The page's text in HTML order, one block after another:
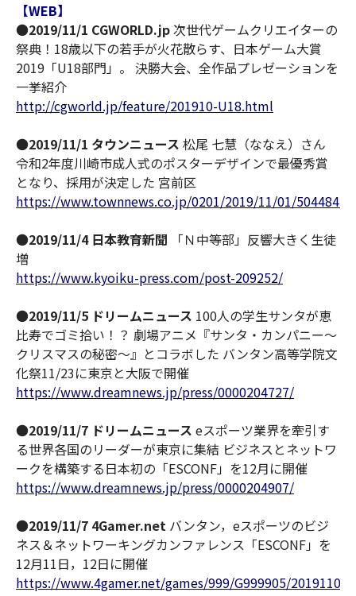
【WEB】
●2019/11/1 CGWORLD.jp次世代ゲームクリエイターの
祭典！18歳以下の若手が火花散らす、日本ゲーム大賞
2019「U18部門」。 決勝大会、全作品プレゼーションを
一挙紹介
http://cgworld.jp/feature/201910-U18.html
●2019/11/1 タウンニュース 松尾 七慧（ななえ）さん
令和2年度川崎市成人式のポスターデザインで最優秀賞
となり、採用が決定した 宮前区
https://www.townnews.co.jp/0201/2019/11/01/
●2019/11/4 日本教育新聞 「Ｎ中等部」反響大きく生徒
増
https://www.kyoiku-press.com/post-209252/
●2019/11/5 ドリームニュース 100人の学生サンタが恵
比寿でゴミ拾い！？ 劇場アニメ『サンタ・カンパニー～
クリスマスの秘密～』とコラボした バンタン高等学院文
化祭11/23に東京と大阪で開催
https://www.dreamnews.jp/press/0000204727/
●2019/11/7 ドリームニュース eスポーツ業界を牽引す
る世界各国のリーダーが東京に集結 ビジネスとネットワ
ークを構築する日本初の「ESCONF」を12月に開催
https://www.dreamnews.jp/press/0000204907/
●2019/11/7 4Gamer.net バンタン，eスポーツのビジ
ネス＆ネットワーキングカンファレンス「ESCONF」を
12月11日，12日に開催
https://www.4gamer.net/games/999/G999905/